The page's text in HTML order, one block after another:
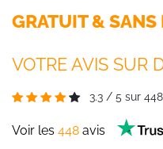
GRATUIT &
VOTRE AVIS SUR
3.3 / 5 sur 448
Voir les 448 avis